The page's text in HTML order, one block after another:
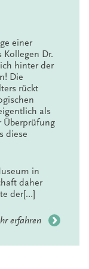
einer
Kollegen Dr.
hinter der
Die
rückt
als
Überprüfung
diese
in
daher
der[…]
erfahren